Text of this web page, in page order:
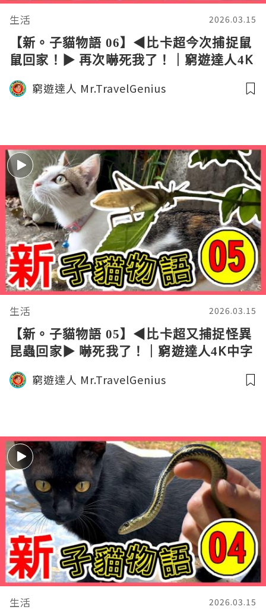
生活 2026.03.15
【新。子貓物語 06】◀︎比卡超今次捕捉鼠
鼠回家！▶︎ 再次嚇死我了！｜窮遊達人4K
中字
窮遊達人 Mr.TravelGenius
生活 2026.03.15
【新。子貓物語 05】◀︎比卡超又捕捉怪異
昆蟲回家▶︎ 嚇死我了！｜窮遊達人4K中字
窮遊達人 Mr.TravelGenius
生活 2026.03.15